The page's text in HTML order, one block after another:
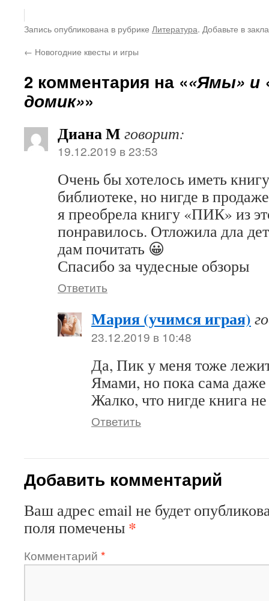
Запись опубликована в рубрике Литература. Добавьте в
← Новогодние квесты и игры
2 комментария на ««Ямы» и
домик»»
Диана М говорит:
19.12.2019 в 23:53
Очень бы хотелось иметь
библиотеке, но нигде в
я преобрела книгу «ПИК» из
понравилось. Отложила дла
дам почитать 😀
Спасибо за чудесные обзоры
Ответить
Мария (учимся играя)
23.12.2019 в 10:48
Да, Пик у меня тоже
Ямами, но пока сама даже
Жалко, что нигде книга
Ответить
Добавить комментарий
Ваш адрес email не будет
поля помечены *
Комментарий *